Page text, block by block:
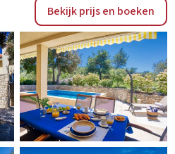
Bekijk prijs en boeken